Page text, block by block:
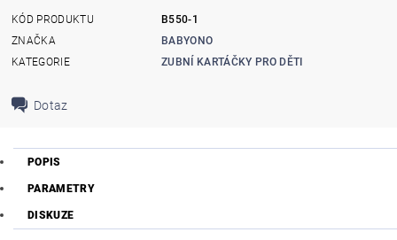
KÓD PRODUKTU
B550-1
ZNAČKA
BABYONO
KATEGORIE
ZUBNÍ KARTÁČKY PRO DĚTI
Dotaz
POPIS
PARAMETRY
DISKUZE